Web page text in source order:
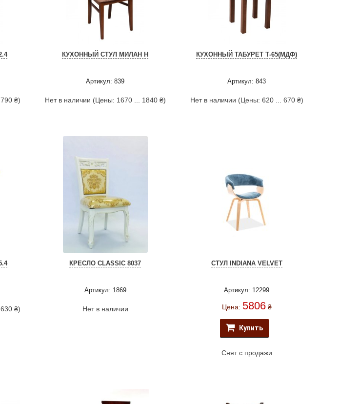
₴)
КУХОННЫЙ СТУЛ МИЛАН Н
Артикул: 839
Нет в наличии (Цены: 1670 ... 1840 ₴)
КУХОННЫЙ ТАБУРЕТ Т-65(МДФ)
Артикул: 843
Нет в наличии (Цены: 620 ... 670 ₴)
₴)
КРЕСЛО CLASSIC 8037
Артикул: 1869
Нет в наличии
СТУЛ INDIANA VELVET
Артикул: 12299
Цена: 5806 ₴
Купить
Снят с продажи